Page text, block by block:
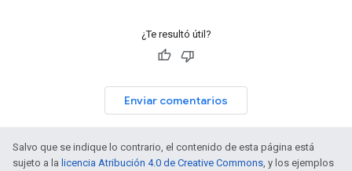
¿Te resultó útil?
Enviar comentarios
Salvo que se indique lo contrario, el contenido de esta página está
sujeto a la licencia Atribución 4.0 de Creative Commons, y los ejemplos